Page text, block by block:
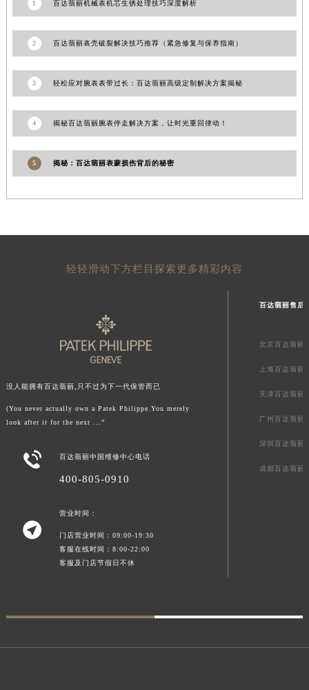
1 百达翡丽机械表机芯生锈处理技巧深度解析
2 百达翡丽表壳破裂解决技巧推荐（紧急修复与保养指南）
3 轻松应对腕表表带过长：百达翡丽高级定制解决方案揭秘
4 揭秘百达翡丽腕表停走解决方案，让时光重回律动！
5 揭秘：百达翡丽表蒙损伤背后的秘密
轻轻滑动下方栏目探索更多精彩内容
没人能拥有百达翡丽,只不过为下一代保管而已
(You never actually own a Patek Philippe.You merely
look after it for the next ...”
 百达翡丽中国维修中心电话
400-805-0910

营业时间：
门店营业时间：09:00-19:30
客服在线时间：8:00-22:00
客服及门店节假日不休
百达翡丽售后
北京百达翡丽
上海百达翡丽
天津百达翡丽
广州百达翡丽
深圳百达翡丽
成都百达翡丽